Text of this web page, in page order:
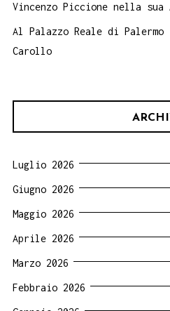
Vincenzo Piccione nella sua
Al Palazzo Reale di
Carollo
Luglio 2026
Giugno 2026
Maggio 2026
Aprile 2026
Marzo 2026
Febbraio 2026